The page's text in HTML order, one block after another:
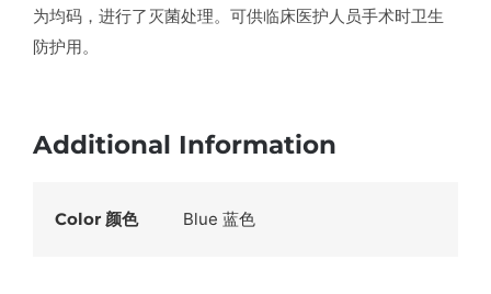
为均码，进行了灭菌处理。可供临床医护人员手术时卫生
防护用。
Additional Information
Color 颜色 Blue 蓝色